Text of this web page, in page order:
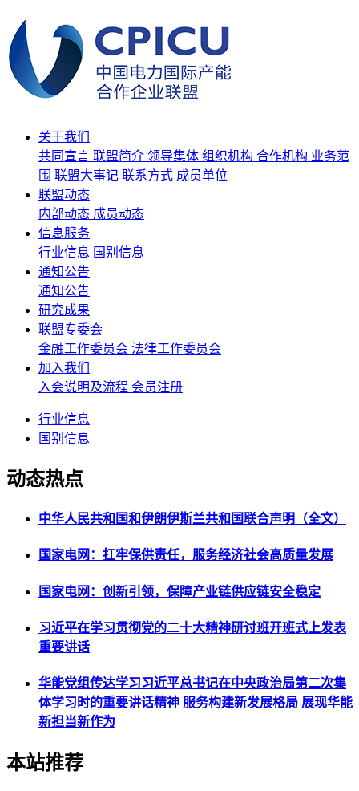
关于我们
共同宣言 联盟简介 领导集体 组织机构 合作机构 业务范
围 联盟大事记 联系方式 成员单位
联盟动态
内部动态 成员动态
信息服务
行业信息 国别信息
通知公告
通知公告
研究成果
联盟专委会
金融工作委员会 法律工作委员会
加入我们
入会说明及流程 会员注册
行业信息
国别信息
动态热点
中华人民共和国和伊朗伊斯兰共和国联合声明（全文）
国家电网：扛牢保供责任，服务经济社会高质量发展
国家电网：创新引领，保障产业链供应链安全稳定
习近平在学习贯彻党的二十大精神研讨班开班式上发表
重要讲话
华能党组传达学习习近平总书记在中央政治局第二次集
体学习时的重要讲话精神 服务构建新发展格局 展现华能
新担当新作为
本站推荐